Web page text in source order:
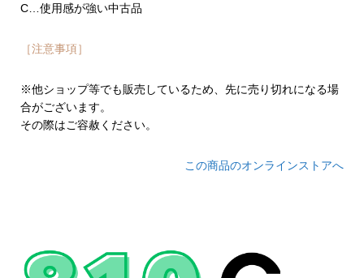
C…使用感が強い中古品
［注意事項］
※他ショップ等でも販売しているため、先に売り切れになる場
合がございます。
その際はご容赦ください。
この商品のオンラインストアへ